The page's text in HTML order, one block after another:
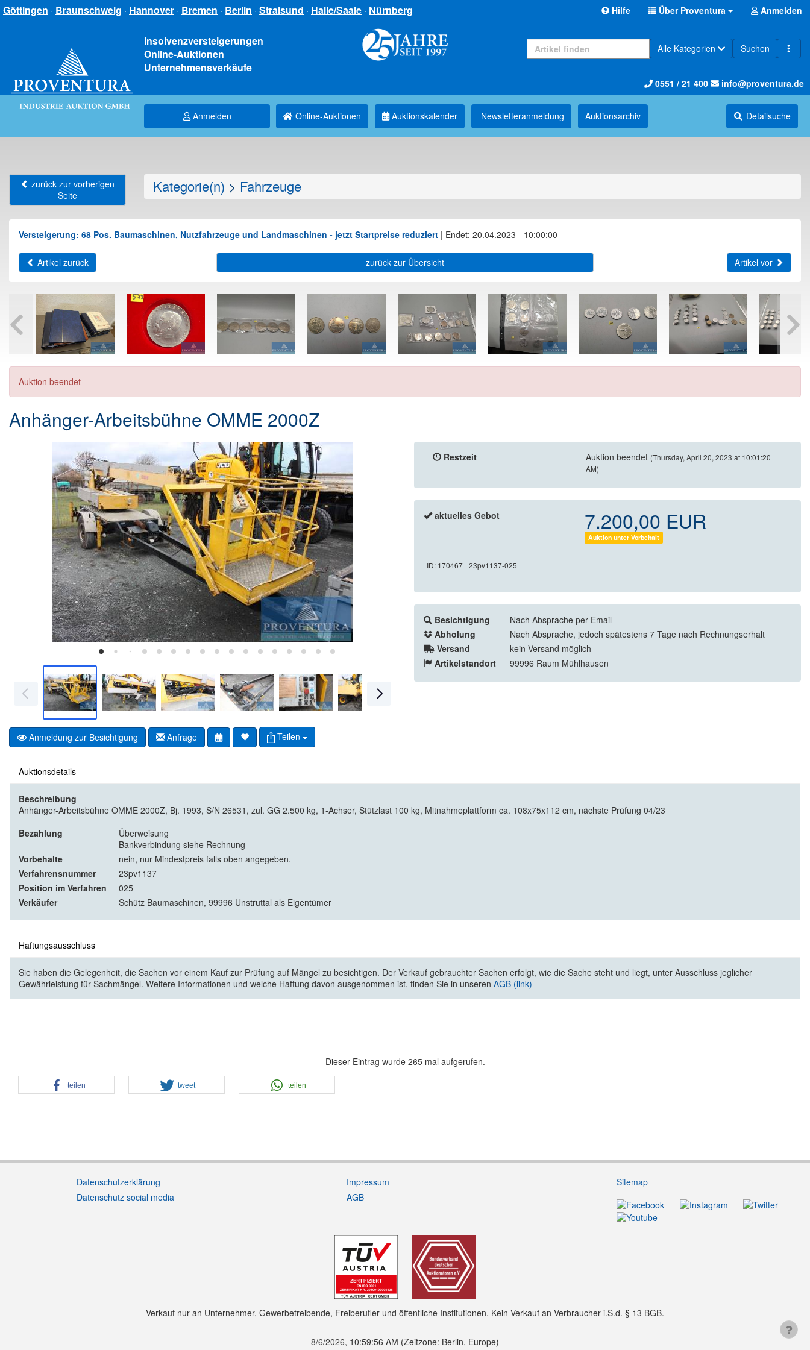
Göttingen · Braunschweig · Hannover · Bremen · Berlin · Stralsund · Halle/Saale · Nürnberg Hilfe Über Proventura Anmelden
Insolvenzversteigerungen
Online-Auktionen
Unternehmensverkäufe
Alle Kategorien Suchen
0551 / 21 400 info@proventura.de
Anmelden Online-Auktionen Auktionskalender Newsletter­anmeldung Auktions­archiv Detailsuche
zurück zur vorherigen
Seite
Kategorie(n) > Fahrzeuge
Versteigerung: 68 Pos. Baumaschinen, Nutzfahrzeuge und Landmaschinen - jetzt Startpreise reduziert | Endet: 20.04.2023 - 10:00:00
Artikel zurück zurück zur Übersicht Artikel vor
Auktion beendet
Anhänger-Arbeitsbühne OMME 2000Z
Anmeldung zur Besichtigung Anfrage Teilen
Restzeit Auktion beendet (Thursday, April 20, 2023 at 10:01:20
AM)
aktuelles Gebot 7.200,00 EUR
Auktion unter Vorbehalt
ID: 170467 | 23pv1137-025
Besichtigung
Nach Absprache per Email
Abholung
Nach Absprache, jedoch spätestens 7 Tage nach Rechnungserhalt
Versand
kein Versand möglich
Artikelstandort
99996 Raum Mühlhausen
Auktionsdetails
Beschreibung
Anhänger-Arbeitsbühne OMME 2000Z, Bj. 1993, S/N 26531, zul. GG 2.500 kg, 1-Achser, Stützlast 100 kg, Mitnahmeplattform ca. 108x75x112 cm, nächste Prüfung 04/23
Bezahlung
Überweisung
Bankverbindung siehe Rechnung
Vorbehalte
nein, nur Mindestpreis falls oben angegeben.
Verfahrensnummer
23pv1137
Position im Verfahren
025
Verkäufer
Schütz Baumaschinen, 99996 Unstruttal als Eigentümer
Haftungsausschluss
Sie haben die Gelegenheit, die Sachen vor einem Kauf zur Prüfung auf Mängel zu besichtigen. Der Verkauf gebrauchter Sachen erfolgt, wie die Sache steht und liegt, unter Ausschluss jeglicher
Gewährleistung für Sachmängel. Weitere Informationen und welche Haftung davon ausgenommen ist, finden Sie in unseren AGB (link)
Dieser Eintrag wurde 265 mal aufgerufen.
teilen tweet teilen
Datenschutzerklärung
Datenschutz social media
Impressum
AGB
Sitemap
Verkauf nur an Unternehmer, Gewerbetreibende, Freiberufler und öffentliche Institutionen. Kein Verkauf an Verbraucher i.S.d. § 13 BGB.
8/6/2026, 10:59:57 AM (Zeitzone: Berlin, Europe)